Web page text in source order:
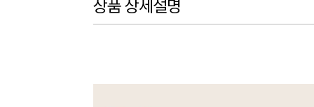
상품 상세설명